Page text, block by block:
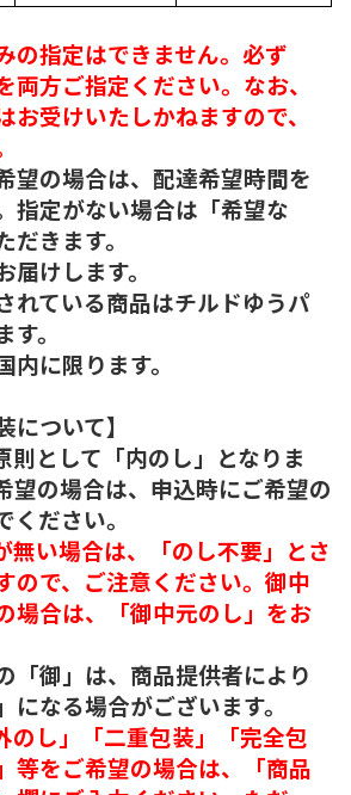
の指定はできません。必ず
両方ご指定ください。なお、
お受けいたしかねますので、
望の場合は、配達希望時間を
指定がない場合は「希望な
だきます。
けします。
れている商品はチルドゆうパ
。
に限ります。
について】
則として「内のし」となりま
望の場合は、申込時にご希望の
ください。
無い場合は、「のし不要」とさ
ので、ご注意ください。御中
場合は、「御中元のし」をお
「御」は、商品提供者により
になる場合がございます。
のし」「二重包装」「完全包
等をご希望の場合は、「商品